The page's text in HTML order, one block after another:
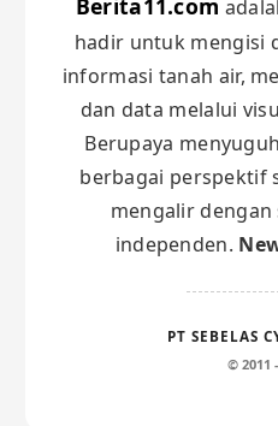
Berita11.com
hadir untuk mengisi
informasi tanah air,
dan data melalui
Berupaya
berbagai perspektif
mengalir
independen.
PT SEBELAS
© 2011